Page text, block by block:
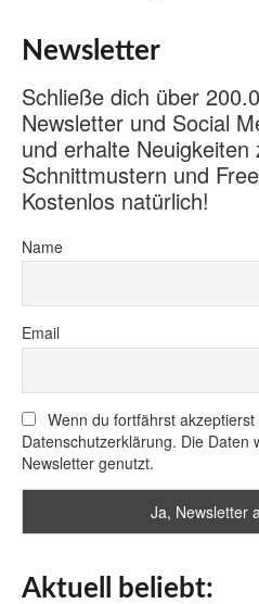
Newsletter
Schließe dich über
Newsletter und Social
und erhalte Neuigkeiten
Schnittmustern und
Kostenlos natürlich!
Name
Email
Wenn du fortfährst
Datenschutzerklärung. Die Daten
Newsletter genutzt.
Aktuell beliebt: